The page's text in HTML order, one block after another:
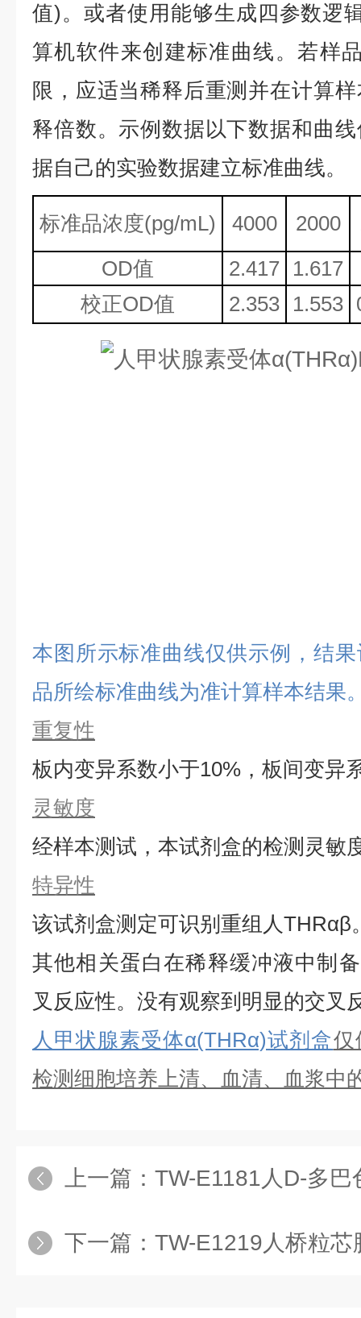
值)。或者使用能够生成四参数逻
算机软件来创建标准曲线。若样
限，应适当稀释后重测并在计算
释倍数。示例数据以下数据和曲
据自己的实验数据建立标准曲线。
标准品浓度(pg/mL) 4000 2000
OD值
2.417 1.617
校正OD值 2.353 1.553
本图所示标准曲线仅供示例，结
品所绘标准曲线为准计算样本结果
重复性
板内变异系数小于10%，板间变异
灵敏度
经样本测试，本试剂盒的检测灵敏
特异性
该试剂盒测定可识别重组 人THRαβ
其他相关蛋白在稀释缓冲液中制
叉反应性。没有观察到明显的交叉
人甲状腺素受体α(THRα)试剂盒仅
检测细胞培养上清、血清、血浆中
上一篇： TW-E1181人D-多巴色素
下一篇： TW-E1219人桥粒芯胶粘